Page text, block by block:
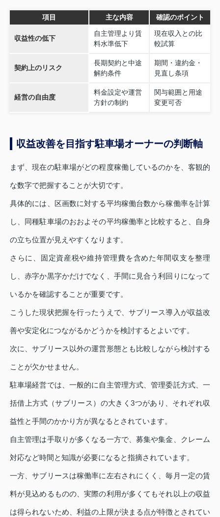
項目 主な内容 確認のポイント
収益性の低下
自主管理より賃
料水準低下
現在収入との比
較試算
契約上のリスク
長期契約と中途
解約条件
期間・違約金・
見直し条項
経営の自由度
料金設定や運営
方針の制約
関与範囲と用途
変更可否
収益改善を目指す駐車場オーナーの判断軸
まず、現在の駐車場がどの程度稼働しているのかを、客観的
な数字で把握することが大切です。
具体的には、区画数に対する平均稼働台数から稼働率を計算
し、同種駐車場のおおよその平均稼働率と比較すると、自身
の立ち位置が見えやすくなります。
さらに、固定資産税や維持管理費を含めた年間収支を整理
し、赤字か黒字かだけでなく、手間に見合う利回りになって
いるかを確認することが重要です。
こうした現状把握を行ったうえで、サブリース導入が収益改
善や安定化につながるかどうかを検討するとよいです。
次に、サブリース以外の運営形態とも比較しながら検討する
ことが欠かせません。
駐車場経営では、一般的に自主管理方式、管理委託方式、一
括借上方式（サブリース）の大きく3つがあり、それぞれ収
益性と手間のかかり方が異なるとされています。
自主管理は手取りが多くなる一方で、募集や集金、クレーム
対応など時間と知識が必要になると指摘されています。
一方、サブリースは稼働率に左右されにくく、毎月一定の賃
料が見込めるものの、実際の利用が多くてもそれ以上の収益
は得られないため、利益の上限が決まる点が特徴とされてい